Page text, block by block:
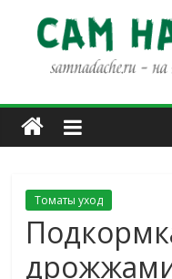
Томаты уход
дрожжами